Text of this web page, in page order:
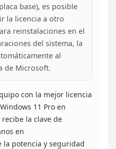
base), es posible
la licencia a otro
reinstalaciones en el
del sistema, la
al
de Microsoft.
con la mejor licencia
11 Pro en
recibe la clave de
en
la potencia y seguridad